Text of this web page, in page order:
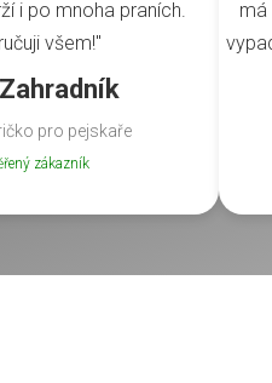
i po mnoha praních.
všem!"
pro pejskaře
zákazník
má